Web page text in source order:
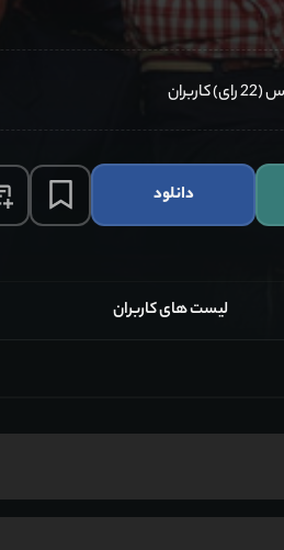
دانلود
لیست های کاربران